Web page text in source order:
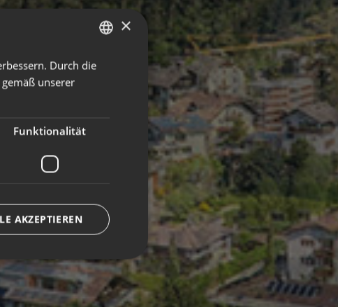
ITALIAN
×
Durch die
unserer
Funktionalität
AKZEPTIEREN